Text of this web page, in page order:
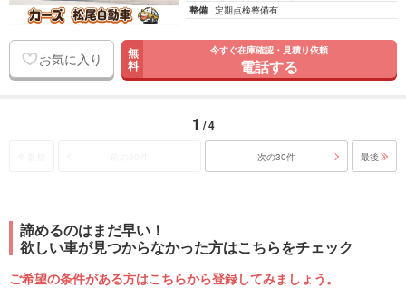
整備 定期点検整備有
お気に入り 無
料
今すぐ在庫確認・見積り依頼
電話する
1 / 4
次の30件 最後
諦めるのはまだ早い！
欲しい車が見つからなかった方はこちらをチェック
ご希望の条件がある方はこちらから登録してみましょう。